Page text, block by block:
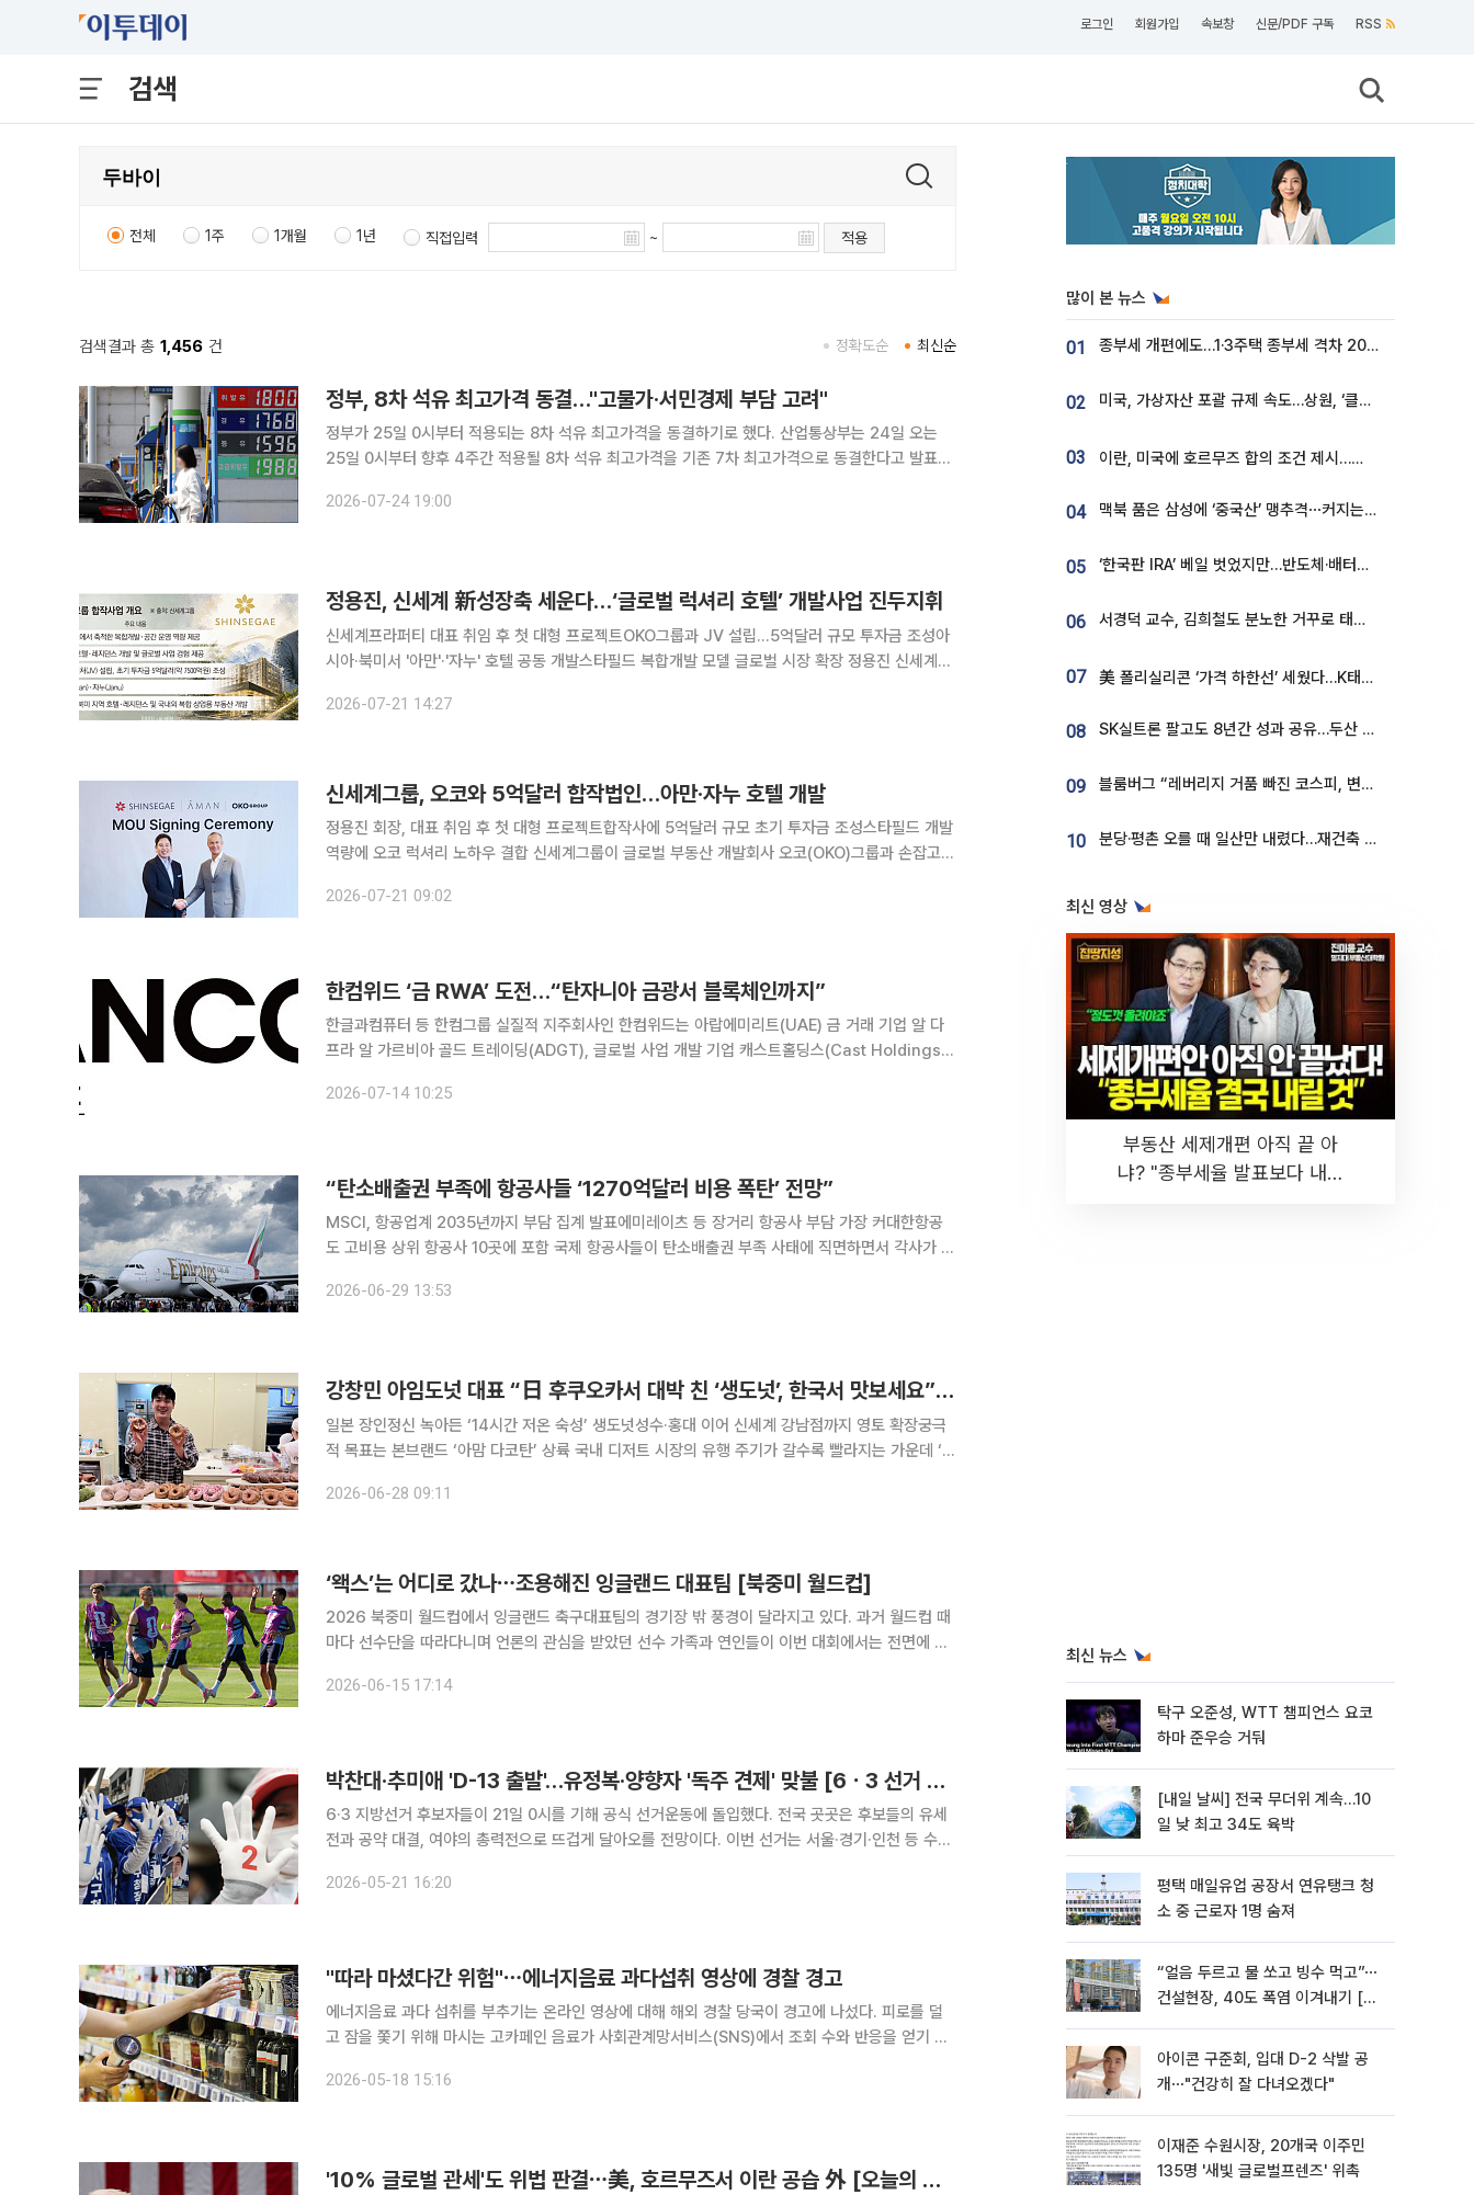
로그인 회원가입 속보창 신문/PDF 구독 RSS
검색
전체 1주 1개월 1년 직접입력 ~ 적용
검색결과 총 1,456 건 최신순
정확도순
정부, 8차 석유 최고가격 동결…"고물가·서민경제 부담 고려"
정부가 25일 0시부터 적용되는 8차 석유 최고가격을 동결하기로 했다. 산업통상부는 24일 오는
25일 0시부터 향후 4주간 적용될 8차 석유 최고가격을 기존 7차 최고가격으로 동결한다고 발표했
지된다. 최근 미국과 이란 양측의 공방이 격화되고
2026-07-24 19:00
정용진, 신세계 新성장축 세운다…‘글로벌 럭셔리 호텔’ 개발사업 진두지휘
신세계프라퍼티 대표 취임 후 첫 대형 프로젝트OKO그룹과 JV 설립...5억달러 규모 투자금 조성아
시아·북미서 '아만'·'자누' 호텔 공동 개발스타필드 복합개발 모델 글로벌 시장 확장 정용진 신세계그
올해 6월 신세계프라퍼티 대표이사에 오른 이후 추진하는 첫 대
2026-07-21 14:27
신세계그룹, 오코와 5억달러 합작법인…아만·자누 호텔 개발
정용진 회장, 대표 취임 후 첫 대형 프로젝트합작사에 5억달러 규모 초기 투자금 조성스타필드 개발
역량에 오코 럭셔리 노하우 결합 신세계그룹이 글로벌 부동산 개발회사 오코(OKO)그룹과 손잡고
회장과 블라디슬라프 도로닌 오코그룹 회장이 최근 서울 조선팰리스호
2026-07-21 09:02
한컴위드 ‘금 RWA’ 도전…“탄자니아 금광서 블록체인까지”
한글과컴퓨터 등 한컴그룹 실질적 지주회사인 한컴위드는 아랍에미리트(UAE) 금 거래 기업 알 다
프라 알 가르비아 골드 트레이딩(ADGT), 글로벌 사업 개발 기업 캐스트홀딩스(Cast Holdings)
다. 이번 협약은 ADGT가 추진 중인 탄자니아 금광
2026-07-14 10:25
“탄소배출권 부족에 항공사들 ‘1270억달러 비용 폭탄’ 전망”
MSCI, 항공업계 2035년까지 부담 집계 발표에미레이츠 등 장거리 항공사 부담 가장 커대한항공
도 고비용 상위 항공사 10곳에 포함 국제 항공사들이 탄소배출권 부족 사태에 직면하면서 각사가 수
2026-06-29 13:53
강창민 아임도넛 대표 “日 후쿠오카서 대박 친 ‘생도넛’, 한국서 맛보세요”[유통人터뷰]
일본 장인정신 녹아든 ‘14시간 저온 숙성’ 생도넛성수·홍대 이어 신세계 강남점까지 영토 확장궁극
적 목표는 본브랜드 ‘아맘 다코탄’ 상륙 국내 디저트 시장의 유행 주기가 갈수록 빨라지는 가운데 ‘오
2026-06-28 09:11
‘왝스’는 어디로 갔나⋯조용해진 잉글랜드 대표팀 [북중미 월드컵]
2026 북중미 월드컵에서 잉글랜드 축구대표팀의 경기장 밖 풍경이 달라지고 있다. 과거 월드컵 때
마다 선수단을 따라다니며 언론의 관심을 받았던 선수 가족과 연인들이 이번 대회에서는 전면에 나
2026-06-15 17:14
박찬대·추미애 'D-13 출발'…유정복·양향자 '독주 견제' 맞불 [6ㆍ3 선거 풍향계]
6·3 지방선거 후보자들이 21일 0시를 기해 공식 선거운동에 돌입했다. 전국 곳곳은 후보들의 유세
전과 공약 대결, 여야의 총력전으로 뜨겁게 달아오를 전망이다. 이번 선거는 서울·경기·인천 등 수도
부 출범 이후 처음 치러지는 전국 단위 선거라는 점에서 단순한 지
2026-05-21 16:20
"따라 마셨다간 위험"⋯에너지음료 과다섭취 영상에 경찰 경고
에너지음료 과다 섭취를 부추기는 온라인 영상에 대해 해외 경찰 당국이 경고에 나섰다. 피로를 덜
고 잠을 쫓기 위해 마시는 고카페인 음료가 사회관계망서비스(SNS)에서 조회 수와 반응을 얻기 위
따르면 두바이 경찰은 어린이와 청소년에게 에너지음료 과다 섭
2026-05-18 15:16
'10% 글로벌 관세'도 위법 판결⋯美, 호르무즈서 이란 공습 外 [오늘의 주요뉴스]
많이 본 뉴스
01 종부세 개편에도…1·3주택 종부세 격차 2028년부터 확대
02 미국, 가상자산 포괄 규제 속도…상원, ‘클래리티법’ 9월 절차투표 추진
03 이란, 미국에 호르무즈 합의 조건 제시…美 “경기 아직 안 끝나” [종합]
04 맥북 품은 삼성에 ‘중국산’ 맹추격⋯커지는 노트북 OLED 시장
05 ‘한국판 IRA’ 베일 벗었지만…반도체·배터리 업계 “시행령이 관건”
06 서경덕 교수, 김희철도 분노한 거꾸로 태극기⋯"엉터리는 아냐, 아쉬울 뿐"
07 美 폴리실리콘 ‘가격 하한선’ 세웠다…K태양광 수혜 기대
08 SK실트론 팔고도 8년간 성과 공유…두산 인수대금 2.3조가 끝 아냐
09 블룸버그 “레버리지 거품 빠진 코스피, 변동성 최악 국면 지났을 가능성”
10 분당·평촌 오를 때 일산만 내렸다…재건축 기대감도 ‘무색’
최신 영상
부동산 세제개편 아직 끝 아
냐? "종부세율 발표보다 내릴
최신 뉴스
탁구 오준성, WTT 챔피언스 요코
하마 준우승 거둬
[내일 날씨] 전국 무더위 계속…10
일 낮 최고 34도 육박
평택 매일유업 공장서 연유탱크 청
소 중 근로자 1명 숨져
“얼음 두르고 물 쏘고 빙수 먹고”⋯
건설현장, 40도 폭염 이겨내기 [르
아이콘 구준회, 입대 D-2 삭발 공
개⋯"건강히 잘 다녀오겠다"
이재준 수원시장, 20개국 이주민
135명 '새빛 글로벌프렌즈' 위촉